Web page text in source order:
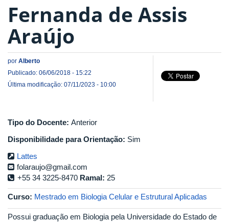
Fernanda de Assis
Araújo
por Alberto
Publicado: 06/06/2018 - 15:22
Última modificação: 07/11/2023 - 10:00
Tipo do Docente: Anterior
Disponibilidade para Orientação: Sim
Lattes
folaraujo@gmail.com
+55 34 3225-8470 Ramal: 25
Curso: Mestrado em Biologia Celular e Estrutural Aplicadas
Possui graduação em Biologia pela Universidade do Estado de